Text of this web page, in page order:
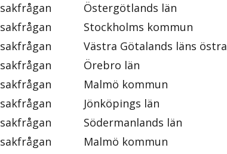
sakfrågan
Östergötlands län
sakfrågan
Stockholms kommun
sakfrågan
Västra Götalands läns östra
sakfrågan
Örebro län
sakfrågan
Malmö kommun
sakfrågan
Jönköpings län
sakfrågan
Södermanlands län
sakfrågan
Malmö kommun